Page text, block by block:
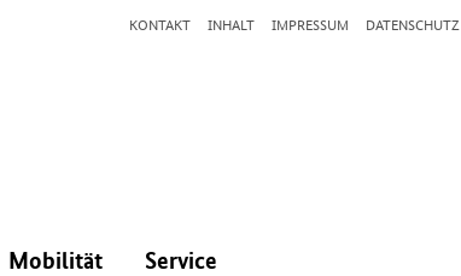
KONTAKT INHALT IMPRESSUM DATENSCHUTZ
Mobilität Service